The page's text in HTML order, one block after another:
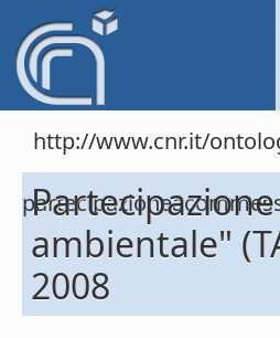
http://www.cnr.it/
ambientale"
2008